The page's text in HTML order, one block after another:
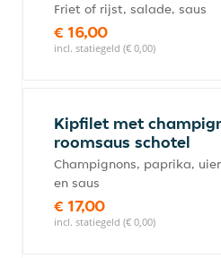
Friet of rijst, salade, saus
€ 16,00
incl. statiegeld (€ 0,00)
Kipfilet met
roomsaus schotel
Champignons, paprika,
en saus
€ 17,00
incl. statiegeld (€ 0,00)